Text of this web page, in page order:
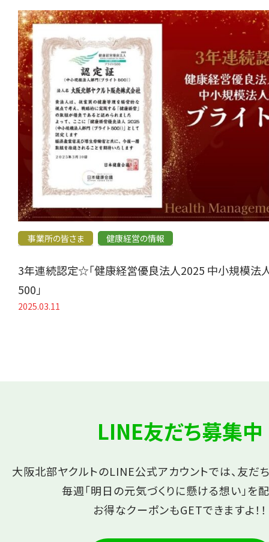
事業所の皆さま 健康経営の情報
3年連続認定☆「健康経営優良法人2025 中小規模法
500」
2025.03.11
LINE友だち募集中
大阪北部ヤクルトのLINE公式アカウントでは、友だ
毎週「明日の元気づくりに懸ける想い」を
お得なクーポンもGETできますよ！！